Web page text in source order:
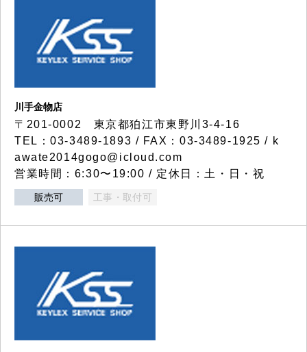
川手金物店
〒201-0002 東京都狛江市東野川3-4-16
TEL：03-3489-1893 / FAX：03-3489-1925 / k
awate2014gogo@icloud.com
営業時間：6:30〜19:00 / 定休日：土・日・祝
販売可 工事・取付可